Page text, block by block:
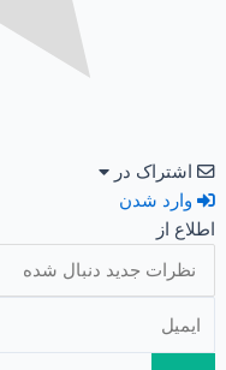
اشتراک در
وارد شدن
اطلاع از